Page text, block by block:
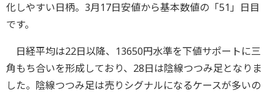
化しやすい日柄。3月17日安値から基本数値の「51」日目
です。
日経平均は22日以降、13650円水準を下値サポートに三
角もち合いを形成しており、28日は陰線つつみ足となりま
した。陰線つつみ足は売りシグナルになるケースが多いの